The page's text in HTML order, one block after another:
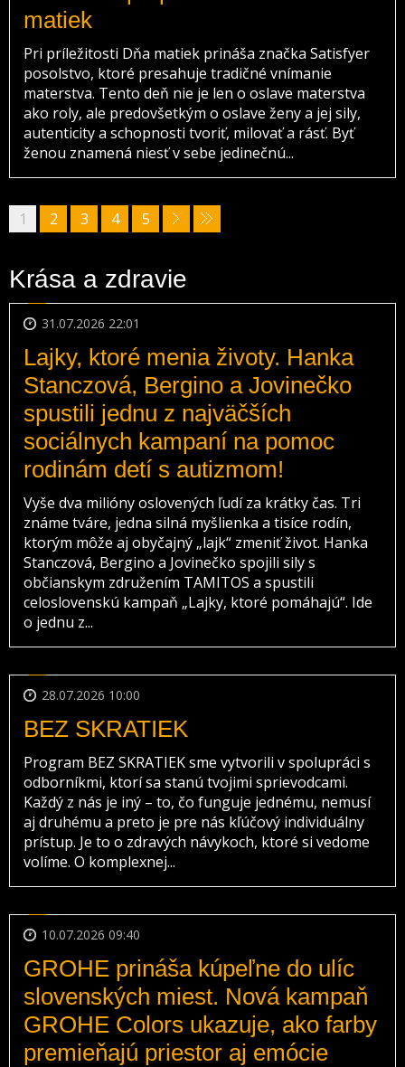
matiek
Pri príležitosti Dňa matiek prináša značka Satisfyer
posolstvo, ktoré presahuje tradičné vnímanie
materstva. Tento deň nie je len o oslave materstva
ako roly, ale predovšetkým o oslave ženy a jej sily,
autenticity a schopnosti tvoriť, milovať a rásť. Byť
ženou znamená niesť v sebe jedinečnú...
1 2 3 4 5
Krása a zdravie
31.07.2026 22:01
Lajky, ktoré menia životy. Hanka
Stanczová, Bergino a Jovinečko
spustili jednu z najväčších
sociálnych kampaní na pomoc
rodinám detí s autizmom!
Vyše dva milióny oslovených ľudí za krátky čas. Tri
známe tváre, jedna silná myšlienka a tisíce rodín,
ktorým môže aj obyčajný „lajk“ zmeniť život. Hanka
Stanczová, Bergino a Jovinečko spojili sily s
občianskym združením TAMITOS a spustili
celoslovenskú kampaň „Lajky, ktoré pomáhajú“. Ide
o jednu z...
28.07.2026 10:00
BEZ SKRATIEK
Program BEZ SKRATIEK sme vytvorili v spolupráci s
odborníkmi, ktorí sa stanú tvojimi sprievodcami.
Každý z nás je iný – to, čo funguje jednému, nemusí
aj druhému a preto je pre nás kľúčový individuálny
prístup. Je to o zdravých návykoch, ktoré si vedome
volíme. O komplexnej...
10.07.2026 09:40
GROHE prináša kúpeľne do ulíc
slovenských miest. Nová kampaň
GROHE Colors ukazuje, ako farby
premieňajú priestor aj emócie